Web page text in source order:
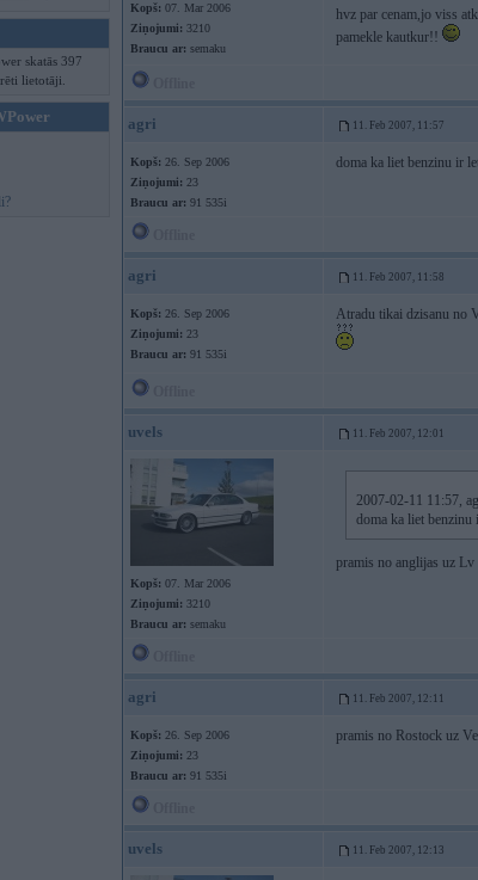
skatās 397
lietotāji.
Kopš: 07. Mar 2006
Ziņojumi: 3210
Braucu ar: semaku
hvz par cenam,jo viss
pamekle kautkur!!
agri 11. Feb 2007, 11:57
Kopš: 26. Sep 2006
Ziņojumi: 23
Braucu ar: 91 535i
doma ka liet benzinu ir
agri 11. Feb 2007, 11:58
Kopš: 26. Sep 2006
Ziņojumi: 23
Braucu ar: 91 535i
Atradu tikai dzisanu no
uvels 11. Feb 2007, 12:01
Kopš: 07. Mar 2006
Ziņojumi: 3210
Braucu ar: semaku
2007-02-11 11:57,
doma ka liet benzinu
pramis no anglijas uz Lv
agri 11. Feb 2007, 12:11
Kopš: 26. Sep 2006
Ziņojumi: 23
Braucu ar: 91 535i
pramis no Rostock uz
uvels 11. Feb 2007, 12:13